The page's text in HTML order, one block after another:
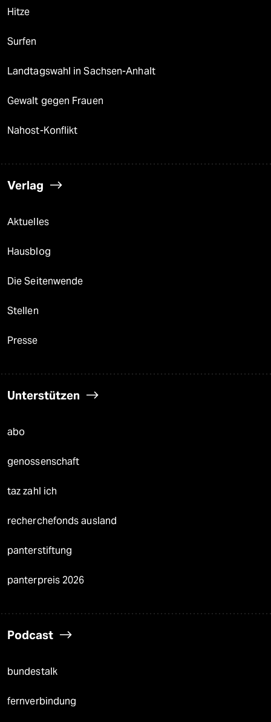
Hitze
Surfen
Landtagswahl in Sachsen-Anhalt
Gewalt gegen Frauen
Nahost-Konflikt
Verlag
Aktuelles
Hausblog
Die Seitenwende
Stellen
Presse
Unterstützen
abo
genossenschaft
taz zahl ich
recherchefonds ausland
panterstiftung
panterpreis 2026
Podcast
bundestalk
fernverbindung